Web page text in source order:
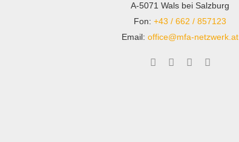
A-5071 Wals bei Salzburg
Fon:+43 / 662 / 857123
Email:office@mfa-netzwerk.at